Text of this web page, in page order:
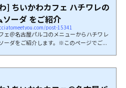
] ちいかわカフェ ハチワレの
ソーダ をご紹介
post-15341
ェ＠名古屋パルコのメニューからハチワレ
ーダをご紹介します。※このページでご...